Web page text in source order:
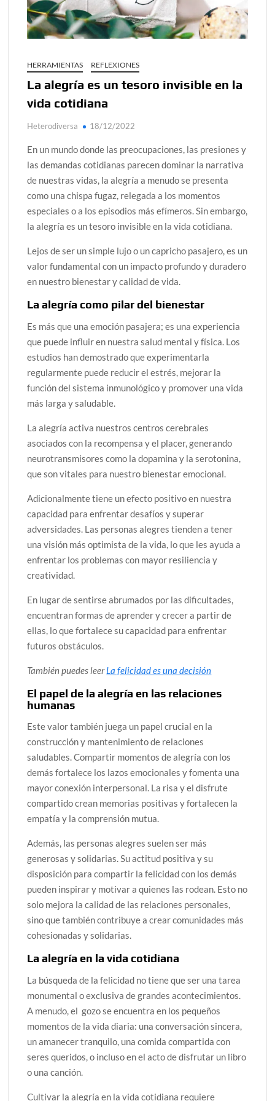
Proceso jurídico frente a denuncias de abuso sexual
infantil
¿Conoces al rey del trópico? Seguro que sí
Día de Independencia 2026: de Patria Boba a Colombia
polarizada
HERRAMIENTAS REFLEXIONES
La alegría es un tesoro invisible en la
vida cotidiana
Heterodiversa 18/12/2022
En un mundo donde las preocupaciones, las presiones y
las demandas cotidianas parecen dominar la narrativa
de nuestras vidas, la alegría a menudo se presenta
como una chispa fugaz, relegada a los momentos
especiales o a los episodios más efímeros. Sin embargo,
la alegría es un tesoro invisible en la vida cotidiana.
Lejos de ser un simple lujo o un capricho pasajero, es un
valor fundamental con un impacto profundo y duradero
en nuestro bienestar y calidad de vida.
La alegría como pilar del bienestar
Es más que una emoción pasajera; es una experiencia
que puede influir en nuestra salud mental y física. Los
estudios han demostrado que experimentarla
regularmente puede reducir el estrés, mejorar la
función del sistema inmunológico y promover una vida
más larga y saludable.
La alegría activa nuestros centros cerebrales
asociados con la recompensa y el placer, generando
neurotransmisores como la dopamina y la serotonina,
que son vitales para nuestro bienestar emocional.
Adicionalmente tiene un efecto positivo en nuestra
capacidad para enfrentar desafíos y superar
adversidades. Las personas alegres tienden a tener
una visión más optimista de la vida, lo que les ayuda a
enfrentar los problemas con mayor resiliencia y
creatividad.
En lugar de sentirse abrumados por las dificultades,
encuentran formas de aprender y crecer a partir de
ellas, lo que fortalece su capacidad para enfrentar
futuros obstáculos.
También puedes leerLa felicidad es una decisión
El papel de la alegría en las relaciones
humanas
Este valor también juega un papel crucial en la
construcción y mantenimiento de relaciones
saludables. Compartir momentos de alegría con los
demás fortalece los lazos emocionales y fomenta una
mayor conexión interpersonal. La risa y el disfrute
compartido crean memorias positivas y fortalecen la
empatía y la comprensión mutua.
Además, las personas alegres suelen ser más
generosas y solidarias. Su actitud positiva y su
disposición para compartir la felicidad con los demás
pueden inspirar y motivar a quienes las rodean. Esto no
solo mejora la calidad de las relaciones personales,
sino que también contribuye a crear comunidades más
cohesionadas y solidarias.
La alegría en la vida cotidiana
La búsqueda de la felicidad no tiene que ser una tarea
monumental o exclusiva de grandes acontecimientos.
A menudo, el gozo se encuentra en los pequeños
momentos de la vida diaria: una conversación sincera,
un amanecer tranquilo, una comida compartida con
seres queridos, o incluso en el acto de disfrutar un libro
o una canción.
Cultivar la alegría en la vida cotidiana requiere